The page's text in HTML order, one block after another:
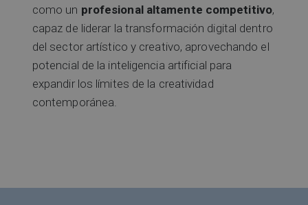
como un profesional altamente competitivo,
capaz de liderar la transformación digital dentro
del sector artístico y creativo, aprovechando el
potencial de la inteligencia artificial para
expandir los límites de la creatividad
contemporánea.